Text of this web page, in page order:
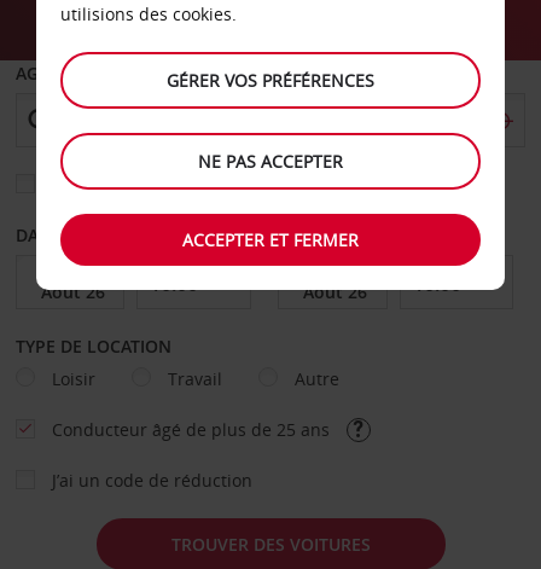
AGENCE DE DÉPART
Sélectionnez une autre agence de retour
DATE DE DÉPART DATE DE RETOUR
TYPE DE LOCATION
Loisir
Travail Autre
Conducteur âgé de plus de 25 ans
J’ai un code de réduction
TROUVER DES VOITURES
utilisions des cookies.
GÉRER VOS PRÉFÉRENCES
NE PAS ACCEPTER
ACCEPTER ET FERMER